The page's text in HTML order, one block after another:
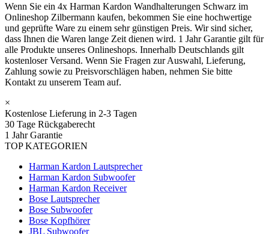
Wenn Sie ein 4x Harman Kardon Wandhalterungen Schwarz im
Onlineshop Zilbermann kaufen, bekommen Sie eine hochwertige
und geprüfte Ware zu einem sehr günstigen Preis. Wir sind sicher,
dass Ihnen die Waren lange Zeit dienen wird. 1 Jahr Garantie gilt für
alle Produkte unseres Onlineshops. Innerhalb Deutschlands gilt
kostenloser Versand. Wenn Sie Fragen zur Auswahl, Lieferung,
Zahlung sowie zu Preisvorschlägen haben, nehmen Sie bitte
Kontakt zu unserem Team auf.
×
Kostenlose Lieferung in 2-3 Tagen
30 Tage Rückgaberecht
1 Jahr Garantie
TOP KATEGORIEN
Harman Kardon Lautsprecher
Harman Kardon Subwoofer
Harman Kardon Receiver
Bose Lautsprecher
Bose Subwoofer
Bose Kopfhörer
JBL Subwoofer